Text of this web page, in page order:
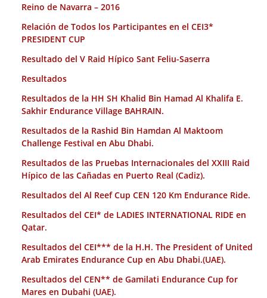
Reino de Navarra – 2016
Relación de Todos los Participantes en el CEI3*
PRESIDENT CUP
Resultado del V Raid Hípico Sant Feliu-Saserra
Resultados
Resultados de la HH SH Khalid Bin Hamad Al Khalifa E.
Sakhir Endurance Village BAHRAIN.
Resultados de la Rashid Bin Hamdan Al Maktoom
Challenge Festival en Abu Dhabi.
Resultados de las Pruebas Internacionales del XXIII Raid
Hípico de las Cañadas en Puerto Real (Cadiz).
Resultados del Al Reef Cup CEN 120 Km Endurance Ride.
Resultados del CEI* de LADIES INTERNATIONAL RIDE en
Qatar.
Resultados del CEI*** de la H.H. The President of United
Arab Emirates Endurance Cup en Abu Dhabi.(UAE).
Resultados del CEN** de Gamilati Endurance Cup for
Mares en Dubahi (UAE).